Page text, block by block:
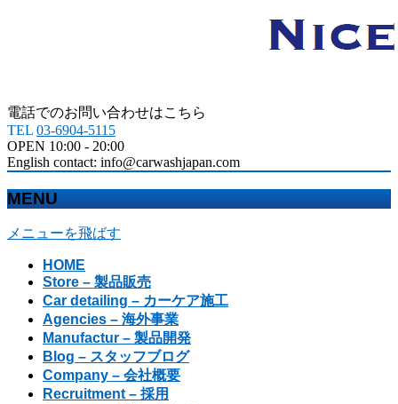
電話でのお問い合わせはこちら
TEL 03-6904-5115
OPEN 10:00 - 20:00
English contact: info@carwashjapan.com
MENU
メニューを飛ばす
HOME
Store – 製品販売
Car detailing – カーケア施工
Agencies – 海外事業
Manufactur – 製品開発
Blog – スタッフブログ
Company – 会社概要
Recruitment – 採用